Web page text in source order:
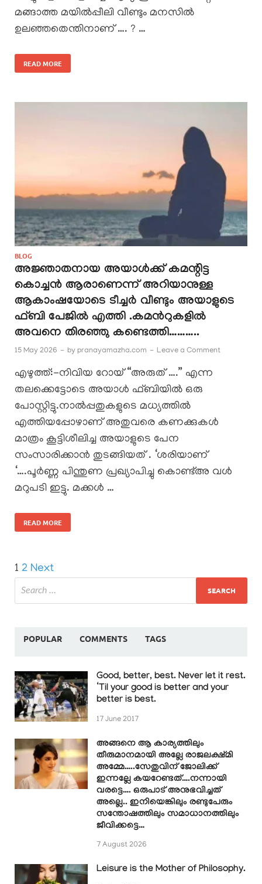
മങ്ങാത്ത മയിൽപ്പീലി വീണ്ടും മനസിൽ
ഉലഞ്ഞതെന്തിനാണ്‌ …. ? …
READ MORE
BLOG
അജ്ഞാതനായ അയാൾക്ക്‌ കമന്റിട്ട
കൊച്ചൻ ആരാണെന്ന് അറിയാനുള്ള
ആകാംഷയോടെ ടീച്ചർ വീണ്ടും അയാളുടെ
ഫ്‌ബി പേജിൽ എത്തി .കമൻറുകളിൽ
അവനെ തിരഞ്ഞു കണ്ടെത്തി………..
15 May 2026 - by pranayamazha.com - Leave a Comment
എഴുത്ത്:-നിവിയ റോയ് “അരുത് ….” എന്ന
തലക്കെട്ടോടെ അയാൾ ഫ്‌ബിയിൽ ഒരു
പോസ്റ്റിട്ടു.നാൽപ്പതുകളുടെ മധ്യത്തിൽ
എത്തിയപ്പോഴാണ് അതുവരെ കണക്കുകൾ
മാത്രം കൂട്ടിശീലിച്ച അയാളുടെ പേന
സംസാരിക്കാൻ തുടങ്ങിയത് . ‘ശരിയാണ്
‘….പൂർണ്ണ പിന്തുണ പ്രഖ്യാപിച്ചു കൊണ്ട്അ വൾ
മറുപടി ഇട്ടു. മക്കൾ …
READ MORE
1 2 Next
POPULAR COMMENTS TAGS
Good, better, best. Never let it rest.
‘Til your good is better and your
better is best.
17 June 2017
അങ്ങനെ ആ കാര്യത്തിലും
തീരുമാനമായി അല്ലേ രാജലക്ഷ്മി
അമ്മേ…..സേതുവിന് ജോലിക്ക്
ഇന്നല്ലേ കയറേണ്ടത്….നന്നായി
വരട്ടെ…. ഒരുപാട് അനുഭവിച്ചത്
അല്ലെ.. ഇനിയെങ്കിലും രണ്ടുപേരും
സന്തോഷത്തിലും സമാധാനത്തിലും
ജീവിക്കട്ടെ…
7 August 2026
Leisure is the Mother of Philosophy.